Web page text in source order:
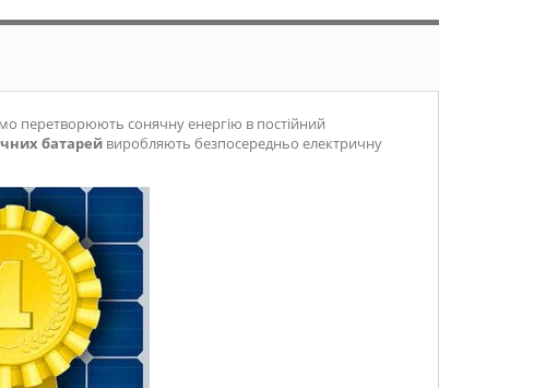
перетворюють сонячну енергію в постійний
батарей виробляють безпосередньо електричну